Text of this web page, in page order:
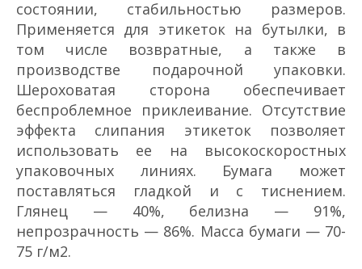
состоянии, стабильностью размеров.
Применяется для этикеток на бутылки, в
том числе возвратные, а также в
производстве подарочной упаковки.
Шероховатая сторона обеспечивает
беспроб­лемное приклеивание. Отсутствие
эффекта слипания этикеток позволяет
использовать ее на высокоскоростных
упаковочных линиях. Бумага может
поставляться гладкой и с тиснением.
Глянец — 40%, белизна — 91%,
непрозрачность — 86%. Масса бумаги — 70­
75 г/м2.